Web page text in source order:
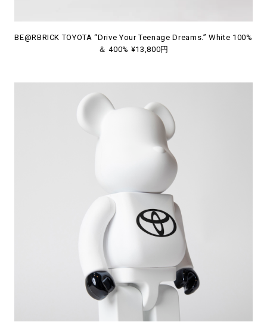
BE@RBRICK TOYOTA “Drive Your Teenage Dreams.” White 100%
＆ 400% ¥13,800円